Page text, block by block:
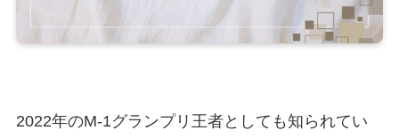
2022年のM-1グランプリ王者としても知られてい